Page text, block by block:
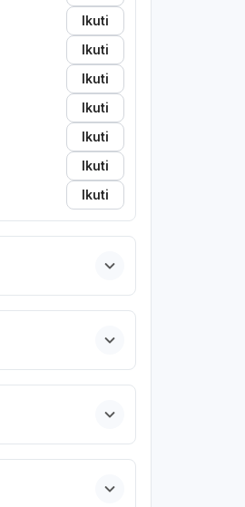
Ikuti
Ikuti
Ikuti
Ikuti
Ikuti
Ikuti
Ikuti